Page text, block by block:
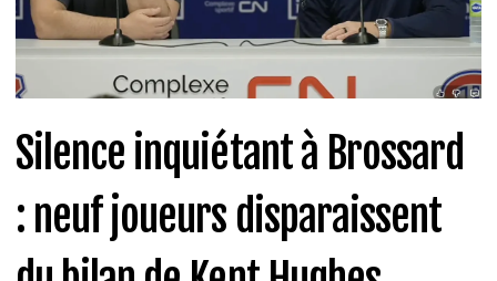
Silence inquiétant à Brossard
: neuf joueurs disparaissent